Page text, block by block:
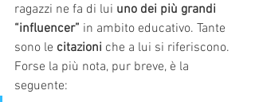
ragazzi ne fa di lui uno dei più grandi
“influencer” in ambito educativo. Tante
sono le citazioni che a lui si riferiscono.
Forse la più nota, pur breve, è la
seguente: